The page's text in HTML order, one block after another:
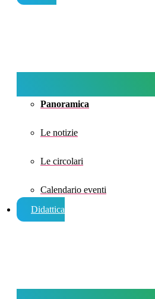
Panoramica
Le notizie
Le circolari
Calendario eventi
Didattica